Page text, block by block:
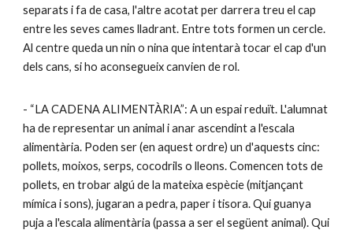
separats i fa de casa, l'altre acotat per darrera treu el cap
entre les seves cames lladrant. Entre tots formen un cercle.
Al centre queda un nin o nina que intentarà tocar el cap d'un
dels cans, si ho aconsegueix canvien de rol.
- “LA CADENA ALIMENTÀRIA”: A un espai reduït. L'alumnat
ha de representar un animal i anar ascendint a l'escala
alimentària. Poden ser (en aquest ordre) un d'aquests cinc:
pollets, moixos, serps, cocodrils o lleons. Comencen tots de
pollets, en trobar algú de la mateixa espècie (mitjançant
mímica i sons), jugaran a pedra, paper i tisora. Qui guanya
puja a l'escala alimentària (passa a ser el següent animal). Qui